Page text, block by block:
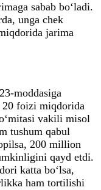
sabab bo‘ladi.
unga chek
jarima
moddasiga
foizi miqdorida
vakili misol
tushum qabul
200 million
qayd etdi.
katta bo‘lsa,
ham tortilishi